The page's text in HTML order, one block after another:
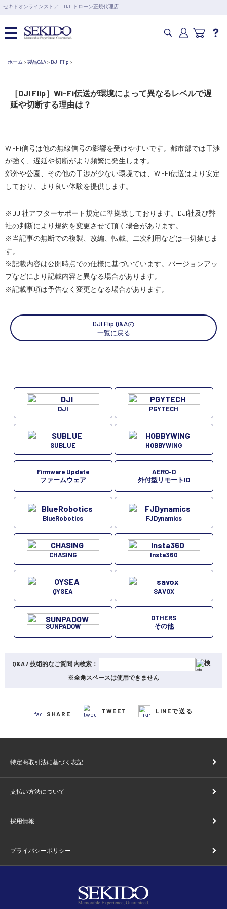
セキドオンラインストア DJI ドローン正規代理店
営業日の15時まで即日出荷
6,000円以上のご購入で送料無料！ポイント1%還元 >>
カメラドローン・生活家電
カメラ・スタビライザー
業務用ドローン・業務関連製品
水中ドローン(ROV)・水中スクーター
RC・ロボット部品
講習会･国家資格･WEBセミナー
サポート・Q&A / 法人・学生のお客様
取扱店舗一覧
ホーム >製品Q&A> DJI Flip >
［DJI Flip］Wi-Fi伝送が環境によって異なるレベルで遅
延や切断する理由は？
Wi-Fi信号は他の無線信号の影響を受けやすいです。都市部では干渉
が強く、遅延や切断がより頻繁に発生します。
郊外や公園、その他の干渉が少ない環境では、Wi-Fi伝送はより安定
しており、より良い体験を提供します。
※DJI社アフターサポート規定に準拠致しております。DJI社及び弊
社の判断により規約を変更させて頂く場合があります。
※当記事の無断での複製、改編、転載、二次利用などは一切禁じま
す。
※記載内容は公開時点での仕様に基づいています。バージョンアッ
プなどにより記載内容と異なる場合があります。
※記載事項は予告なく変更となる場合があります。
DJI Flip Q&Aの
一覧に戻る
DJI PGYTECH
SUBLUE HOBBYWING
Firmware Update
ファームウェア
AERO-D
外付型リモートID
BlueRobotics FJDynamics
CHASING Insta360
QYSEA SAVOX
SUNPADOW
OTHERS
その他
Q&A / 技術的なご質問 内検索：
※全角スペースは使用できません
SHARE TWEET LINEで送る
特定商取引法に基づく表記
支払い方法について
採用情報
プライバシーポリシー